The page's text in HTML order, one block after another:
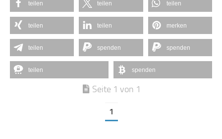
teilen teilen teilen
teilen teilen merken
teilen spenden spenden
teilen spenden
Seite 1 von 1
1